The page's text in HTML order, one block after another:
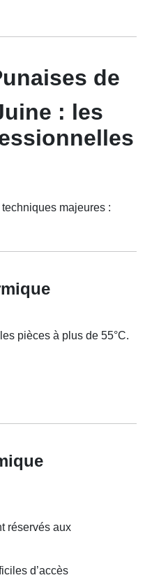
de
: les
majeures :
pièces à plus de 55°C.
réservés aux
d’accès